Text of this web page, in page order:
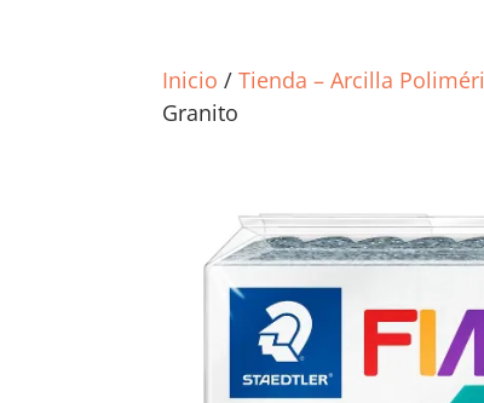
Inicio /Tienda – Arcilla
Granito